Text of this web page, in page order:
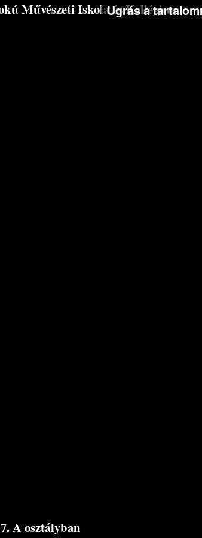
Ugrás a
Művészeti Iskola és Kollégium
A osztályban